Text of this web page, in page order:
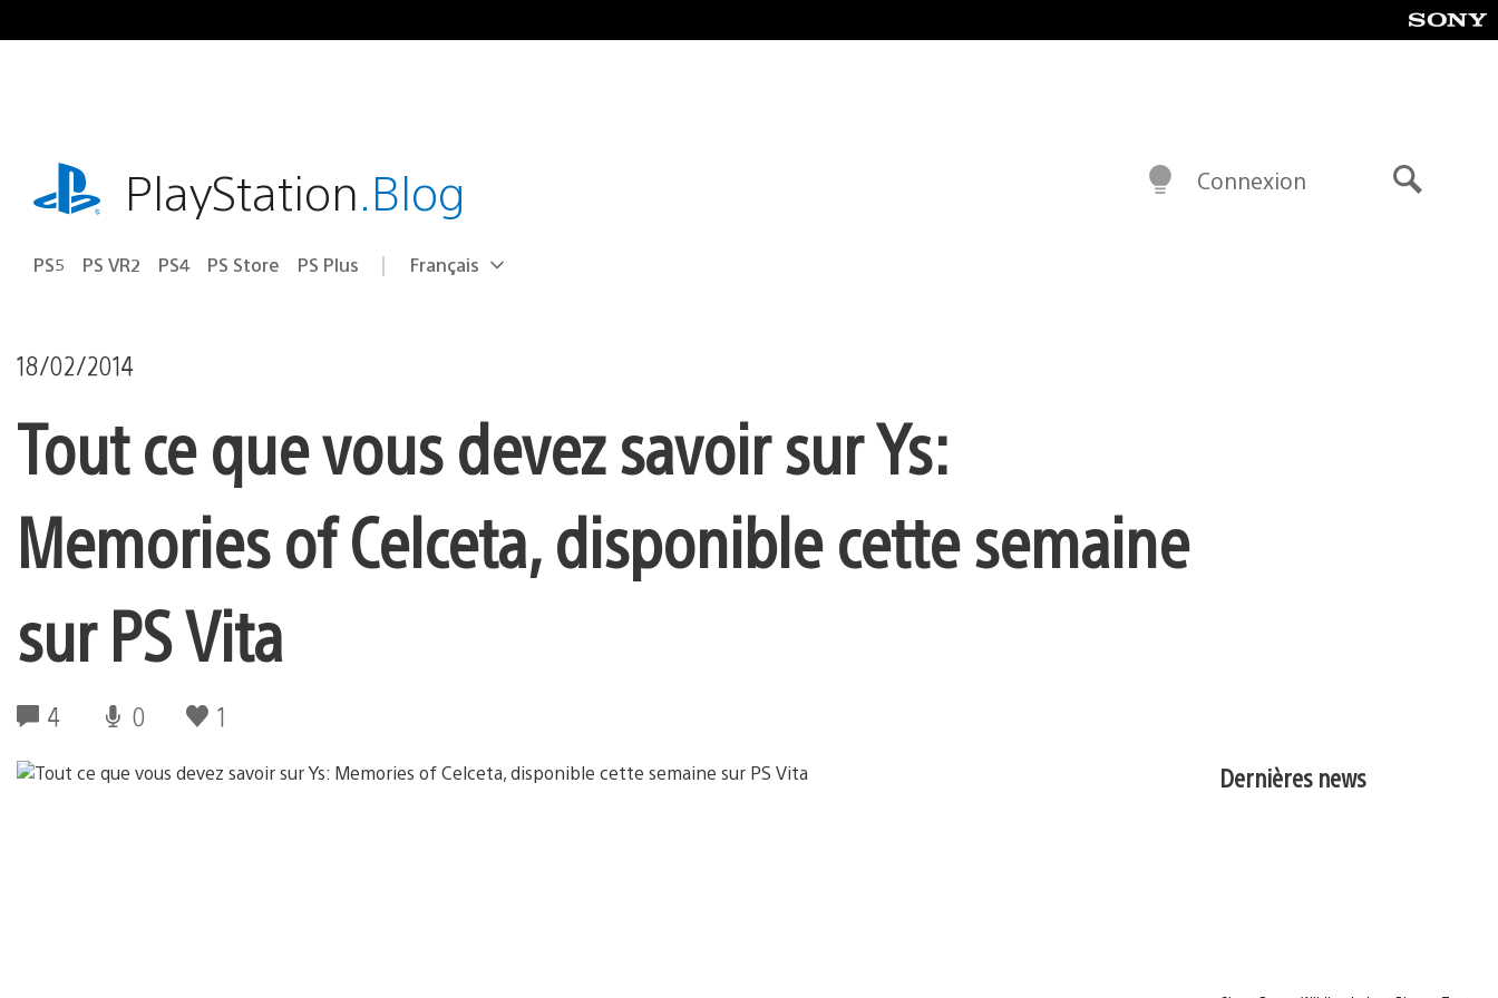
au
playstation.comPlayStation.Blog
PS5 PS VR2 PS4 PS Store PS Plus Choisir
Région
Français
Connexion
18/02/2014
Tout ce que vous devez savoir sur Ys:
Memories of Celceta, disponible cette semaine
sur PS Vita
4 0 1
Dernières news